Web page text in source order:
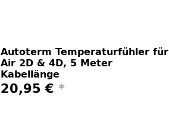
Autoterm Temperaturfühler für
Air 2D & 4D, 5 Meter
Kabellänge
20,95 € *